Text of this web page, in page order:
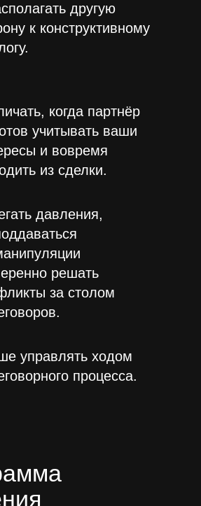
управлять ходом
процесса.
давления,
решать
за столом
когда партнёр
учитывать ваши
и вовремя
из сделки.
другую
к конструктивному